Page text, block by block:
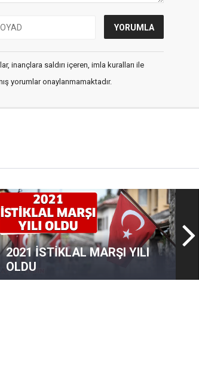
inançlara saldırı içeren, imla kuralları ile
yorumlar onaylanmamaktadır.
2021 İSTİKLAL MARŞI YILI
OLDU